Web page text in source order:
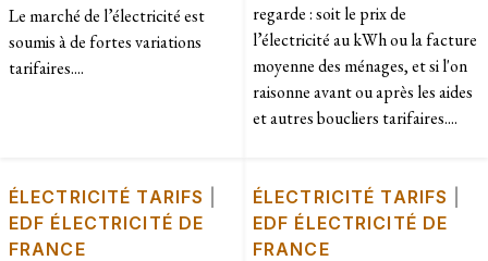
Le marché de l’électricité est
soumis à de fortes variations
tarifaires....
regarde : soit le prix de
l’électricité au kWh ou la facture
moyenne des ménages, et si l'on
raisonne avant ou après les aides
et autres boucliers tarifaires....
ÉLECTRICITÉ TARIFS
EDF ÉLECTRICITÉ DE
FRANCE
ÉLECTRICITÉ TARIFS
EDF ÉLECTRICITÉ DE
FRANCE